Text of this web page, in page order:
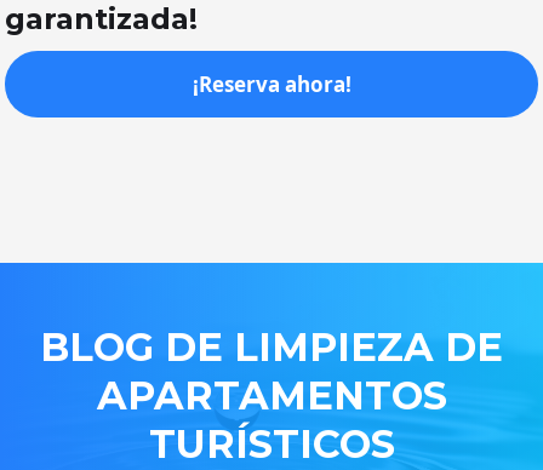
garantizada!
¡Reserva ahora!
BLOG DE LIMPIEZA DE
APARTAMENTOS
TURÍSTICOS